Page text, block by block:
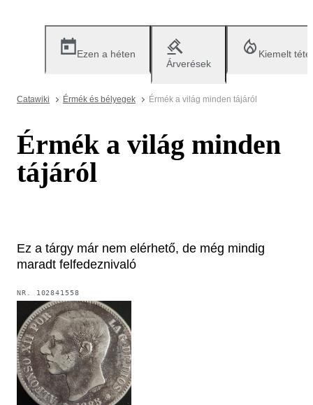
Ezen a héten
Árverések
Kiemelt
Catawiki Érmék és bélyegek Érmék a világ minden tájáról
Érmék a világ minden
tájáról
Ez a tárgy már nem elérhető, de még mindig
maradt felfedeznivaló
NR. 102841558